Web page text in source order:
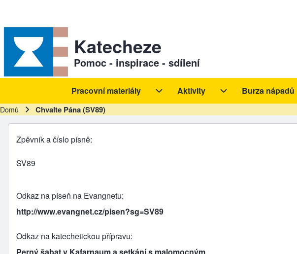
Sekundární odkazy
Katecheze
Pomoc - inspirace - sdílení
Hlavní navigace
Pracovní materiály
Pracovní materiály sub-navigation
Aktivity
Aktivity sub-navigation
Burza nápadů
Drobečková navigace
Domů Chvalte Pána (SV89)
Zpěvník a číslo písně
SV89
Odkaz na píseň na Evangnetu
http://www.evangnet.cz/pisen?sg=SV89
Odkaz na katechetickou přípravu